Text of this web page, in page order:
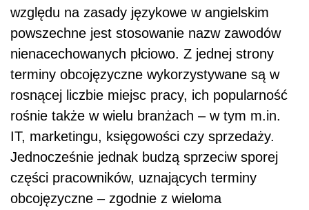
względu na zasady językowe w angielskim
powszechne jest stosowanie nazw zawodów
nienacechowanych płciowo. Z jednej strony
terminy obcojęzyczne wykorzystywane są w
rosnącej liczbie miejsc pracy, ich popularność
rośnie także w wielu branżach – w tym m.in.
IT, marketingu, księgowości czy sprzedaży.
Jednocześnie jednak budzą sprzeciw sporej
części pracowników, uznających terminy
obcojęzyczne – zgodnie z wieloma